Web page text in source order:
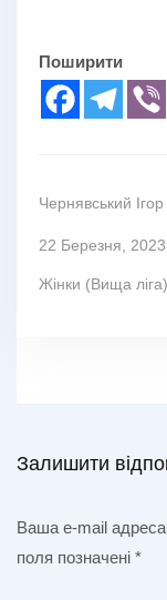
Поширити
Чернявський Ігор
22 Березня, 2023
Жінки (Вища ліга)
Залишити
Ваша e-mail
поля позначені *